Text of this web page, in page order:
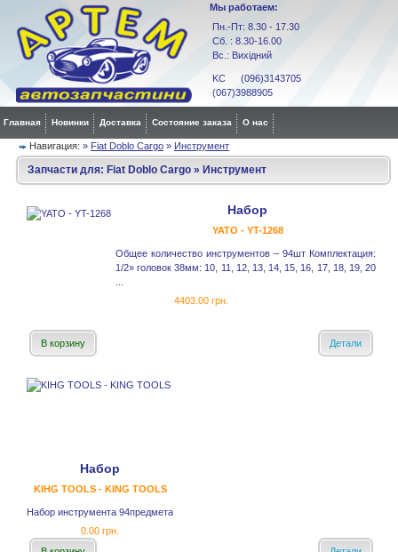
Мы работаем:
Пн.-Пт: 8.30 - 17.30
Сб. : 8.30-16.00
Вс.: Вихідний
KC (096)3143705
(067)3988905
Главная Новинки Доставка Состояние заказа О нас
Навигация: » Fiat Doblo Cargo » Инструмент
Запчасти для: Fiat Doblo Cargo » Инструмент
Набор
YATO - YT-1268
Общее количество инструментов – 94шт Комплектация:
1/2» головок 38мм: 10, 11, 12, 13, 14, 15, 16, 17, 18, 19, 20
4403.00 грн.
В корзину Детали
Набор
KIHG TOOLS - KING TOOLS
Набор инструмента 94предмета
0.00 грн.